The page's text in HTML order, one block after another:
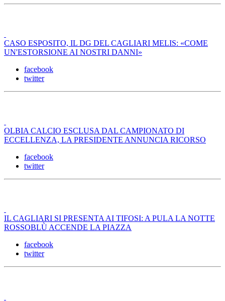
CASO ESPOSITO, IL DG DEL CAGLIARI MELIS: «COME
UN'ESTORSIONE AI NOSTRI DANNI»
facebook
twitter
OLBIA CALCIO ESCLUSA DAL CAMPIONATO DI
ECCELLENZA, LA PRESIDENTE ANNUNCIA RICORSO
facebook
twitter
IL CAGLIARI SI PRESENTA AI TIFOSI: A PULA LA NOTTE
ROSSOBLÙ ACCENDE LA PIAZZA
facebook
twitter